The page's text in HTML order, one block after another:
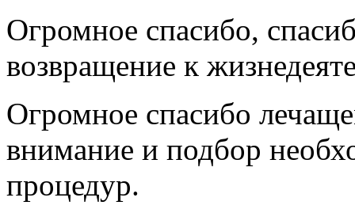
Огромное спасибо,
возвращение к
Огромное спасибо
внимание и подбор
процедур.